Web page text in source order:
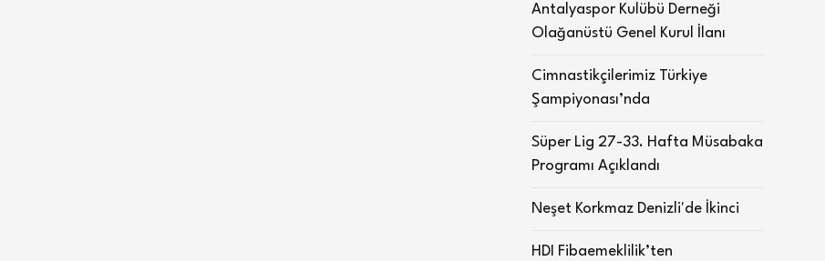
Antalyaspor Kulübü Derneği
Olağanüstü Genel Kurul İlanı
Cimnastikçilerimiz Türkiye
Şampiyonası’nda
Süper Lig 27-33. Hafta Müsabaka
Programı Açıklandı
Neşet Korkmaz Denizli'de İkinci
HDI Fibaemeklilik’ten